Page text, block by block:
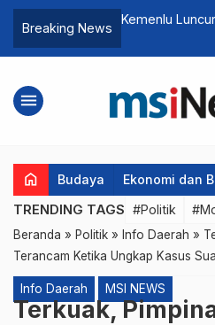
Breaking News
untuk
Dana
menu
home Budaya Ekonomi dan
TRENDING TAGS #Politik
Beranda » Politik » Info Daerah »
Terancam Ketika Ungkap Kasus
Info Daerah MSI NEWS
Terkuak,